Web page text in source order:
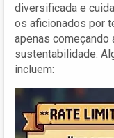
diversificada e
os aficionados por
apenas
sustentabilidade.
incluem: